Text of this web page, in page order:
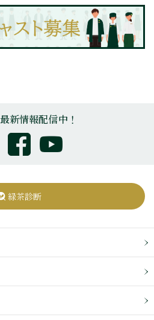
新情報配信中！
緑茶診断